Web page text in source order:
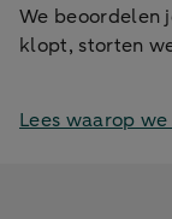
We beoordelen
klopt, storten
Lees waarop